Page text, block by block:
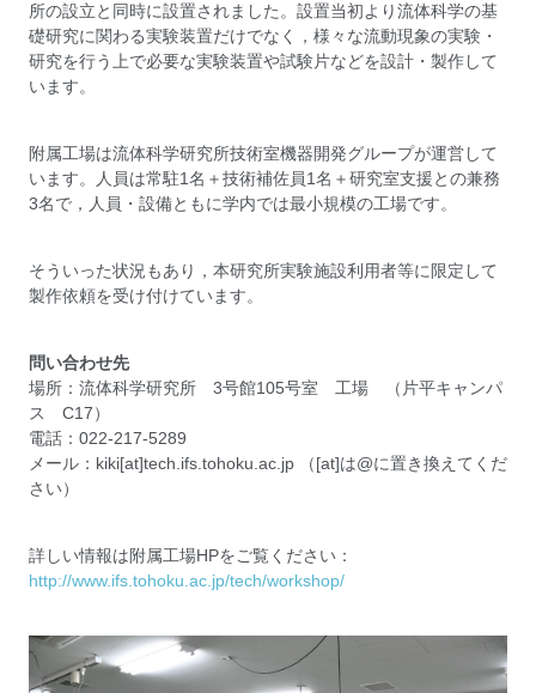
所の設立と同時に設置されました。設置当初より流体科学の基
礎研究に関わる実験装置だけでなく，様々な流動現象の実験・
研究を行う上で必要な実験装置や試験片などを設計・製作して
います。
附属工場は流体科学研究所技術室機器開発グループが運営して
います。人員は常駐1名＋技術補佐員1名＋研究室支援との兼務
3名で，人員・設備ともに学内では最小規模の工場です。
そういった状況もあり，本研究所実験施設利用者等に限定して
製作依頼を受け付けています。
問い合わせ先
場所：流体科学研究所 3号館105号室 工場 （片平キャンパ
ス C17）
電話：022-217-5289
メール：kiki[at]tech.ifs.tohoku.ac.jp （[at]は@に置き換えてくだ
さい）
詳しい情報は附属工場HPをご覧ください：
http://www.ifs.tohoku.ac.jp/tech/workshop/